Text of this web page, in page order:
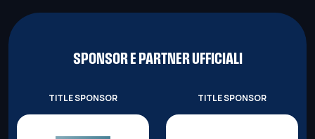
SPONSOR E PARTNER UFFICIALI
TITLE SPONSOR TITLE SPONSOR